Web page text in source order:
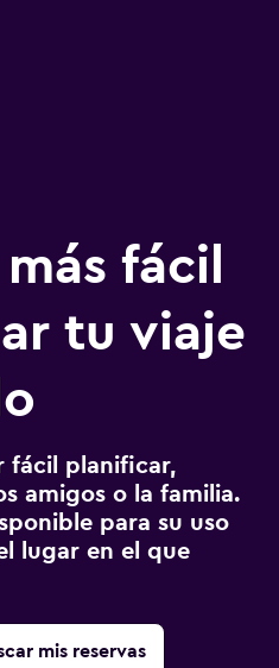
fácil
tu viaje
fácil planificar,
amigos o la familia.
para su uso
lugar en el que
mis reservas